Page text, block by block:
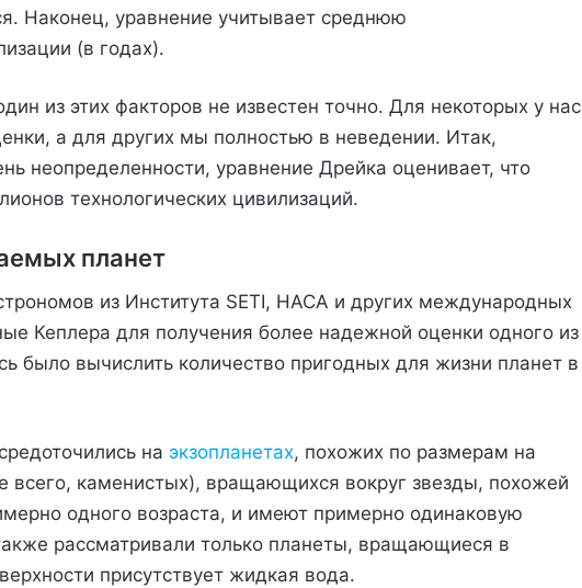
Наконец, уравнение учитывает среднюю
(в годах).
из этих факторов не известен точно. Для некоторых у нас
а для других мы полностью в неведении. Итак,
неопределенности, уравнение Дрейка оценивает, что
технологических цивилизаций.
планет
из Института SETI, НАСА и других международных
Кеплера для получения более надежной оценки одного из
было вычислить количество пригодных для жизни планет в
на экзопланетах, похожих по размерам на
всего, каменистых), вращающихся вокруг звезды, похожей
одного возраста, и имеют примерно одинаковую
рассматривали только планеты, вращающиеся в
присутствует жидкая вода.